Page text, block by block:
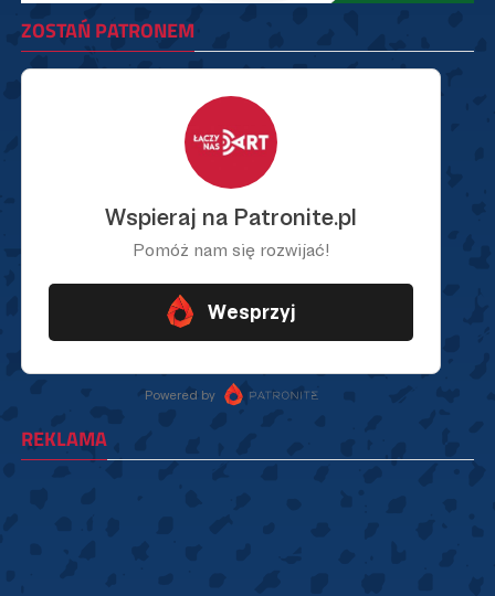
ZOSTAŃ PATRONEM
REKLAMA